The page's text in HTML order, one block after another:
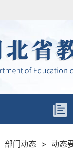
部门动态 > 动态